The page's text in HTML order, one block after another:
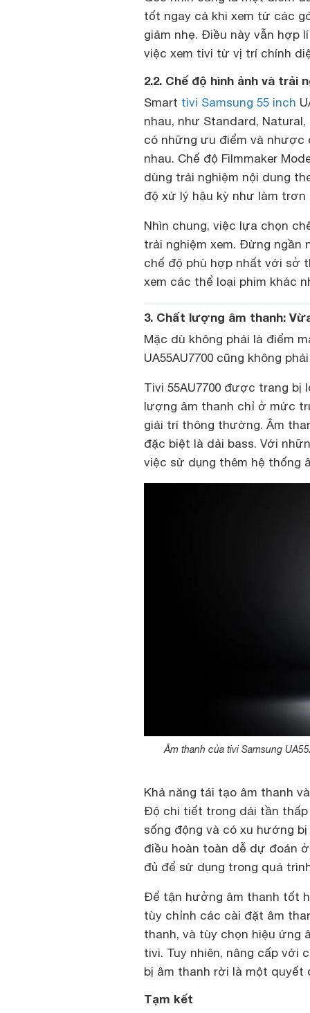
tốt ngay cả khi xem từ các
giảm nhẹ. Điều này vẫn hợp
việc xem tivi từ vị trí chính
2.2. Chế độ hình ảnh và trải
Smart tivi Samsung 55 inch
nhau, như Standard, Natural,
có những ưu điểm và nhược
nhau. Chế độ Filmmaker
dùng trải nghiệm nội dung
độ xử lý hậu kỳ như làm trơn
Nhìn chung, việc lựa chọn
trải nghiệm xem. Đừng ngần
chế độ phù hợp nhất với sở
xem các thể loại phim khác
3. Chất lượng âm thanh:
Mặc dù không phải là điểm
UA55AU7700 cũng không
Tivi 55AU7700 được trang bị
lượng âm thanh chỉ ở mức
giải trí thông thường. Âm
đặc biệt là dải bass. Với
việc sử dụng thêm hệ thống
Âm thanh của tivi Samsung
Khả năng tái tạo âm thanh
Độ chi tiết trong dải tần
sống động và có xu hướng
điều hoàn toàn dễ dự đoán
đủ để sử dụng trong quá
Để tận hưởng âm thanh tốt
tùy chỉnh các cài đặt âm
thanh, và tùy chọn hiệu ứng
tivi. Tuy nhiên, nâng cấp với
bị âm thanh rời là một quyết
Tạm kết